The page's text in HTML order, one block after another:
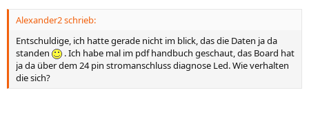
Alexander2 schrieb:
Entschuldige, ich hatte gerade nicht im blick, das die Daten ja da
standen
. Ich habe mal im pdf handbuch geschaut, das Board hat
ja da über dem 24 pin stromanschluss diagnose Led. Wie verhalten
die sich?